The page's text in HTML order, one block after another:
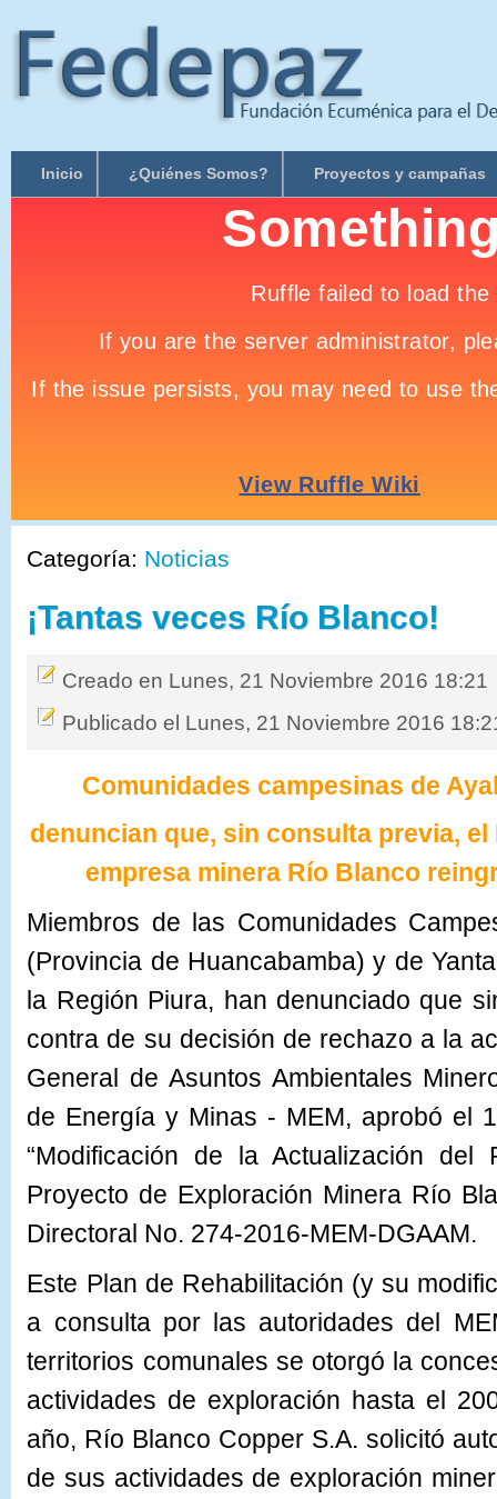
Inicio ¿Quiénes Somos? Proyectos y campañas
Categoría: Noticias
¡Tantas veces Río Blanco!
Creado en Lunes, 21 Noviembre 2016 18:21
Publicado el Lunes, 21 Noviembre 2016
Comunidades campesinas de
denuncian que, sin consulta previa, el
empresa minera Río Blanco
Miembros de las Comunidades
(Provincia de Huancabamba) y de
la Región Piura, han denunciado que
contra de su decisión de rechazo a la
General de Asuntos Ambientales
de Energía y Minas - MEM, aprobó el
“Modificación de la Actualización del
Proyecto de Exploración Minera Río
Directoral No. 274-2016-MEM-DGAAM.
Este Plan de Rehabilitación (y su
a consulta por las autoridades del
territorios comunales se otorgó la
actividades de exploración hasta el
año, Río Blanco Copper S.A. solicitó
de sus actividades de exploración